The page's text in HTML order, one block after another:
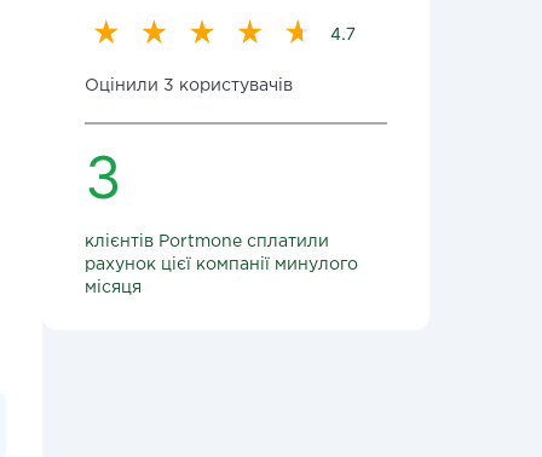
4.7
Оцінили 3 користувачів
3
клієнтів Portmone сплатили
рахунок цієї компанії минулого
місяця